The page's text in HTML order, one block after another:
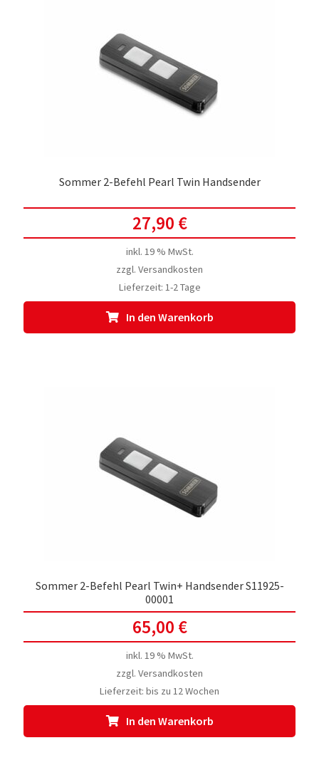
Sommer 2-Befehl Pearl Twin Handsender
27,90 €
inkl. 19 % MwSt.
zzgl. Versandkosten
Lieferzeit: 1-2 Tage
In den Warenkorb
Sommer 2-Befehl Pearl Twin+ Handsender S11925-
00001
65,00 €
inkl. 19 % MwSt.
zzgl. Versandkosten
Lieferzeit: bis zu 12 Wochen
In den Warenkorb